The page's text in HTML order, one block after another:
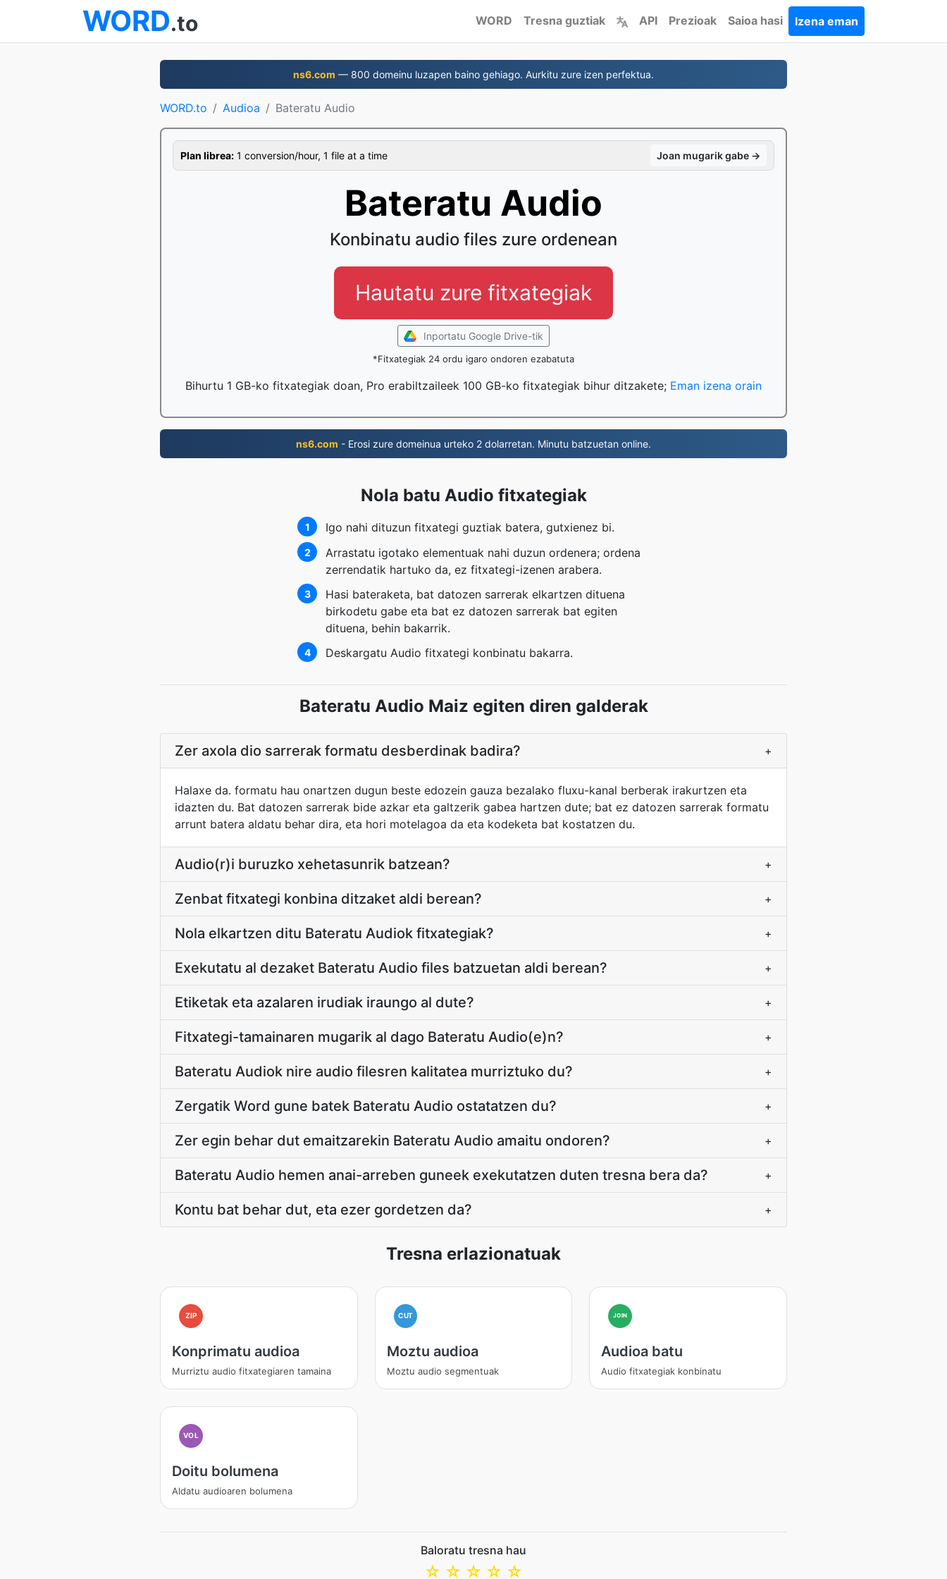
WORD.to WORD Tresna guztiak API Prezioak Saioa hasi Izena eman
ns6.com — 800 domeinu luzapen baino gehiago. Aurkitu zure izen perfektua.
WORD.to Audioa Bateratu Audio
Plan librea: 1 conversion/hour, 1 file at a time Joan mugarik gabe →
Bateratu Audio
Konbinatu audio files zure ordenean
Hautatu zure fitxategiak
Inportatu Google Drive-tik
*Fitxategiak 24 ordu igaro ondoren ezabatuta
Bihurtu 1 GB-ko fitxategiak doan, Pro erabiltzaileek 100 GB-ko fitxategiak bihur ditzakete; Eman izena orain
ns6.com - Erosi zure domeinua urteko 2 dolarretan. Minutu batzuetan online.
Nola batu Audio fitxategiak
1 Igo nahi dituzun fitxategi guztiak batera, gutxienez bi.
2
Arrastatu igotako elementuak nahi duzun ordenera; ordena
zerrendatik hartuko da, ez fitxategi-izenen arabera.
3
Hasi bateraketa, bat datozen sarrerak elkartzen dituena
birkodetu gabe eta bat ez datozen sarrerak bat egiten
dituena, behin bakarrik.
4 Deskargatu Audio fitxategi konbinatu bakarra.
Bateratu Audio Maiz egiten diren galderak
Zer axola dio sarrerak formatu desberdinak badira? +
Halaxe da. formatu hau onartzen dugun beste edozein gauza bezalako fluxu-kanal berberak irakurtzen eta
idazten du. Bat datozen sarrerak bide azkar eta galtzerik gabea hartzen dute; bat ez datozen sarrerak formatu
arrunt batera aldatu behar dira, eta hori motelagoa da eta kodeketa bat kostatzen du.
Audio(r)i buruzko xehetasunrik batzean? +
Zenbat fitxategi konbina ditzaket aldi berean? +
Nola elkartzen ditu Bateratu Audiok fitxategiak? +
Exekutatu al dezaket Bateratu Audio files batzuetan aldi berean? +
Etiketak eta azalaren irudiak iraungo al dute? +
Fitxategi-tamainaren mugarik al dago Bateratu Audio(e)n? +
Bateratu Audiok nire audio filesren kalitatea murriztuko du? +
Zergatik Word gune batek Bateratu Audio ostatatzen du? +
Zer egin behar dut emaitzarekin Bateratu Audio amaitu ondoren? +
Bateratu Audio hemen anai-arreben guneek exekutatzen duten tresna bera da? +
Kontu bat behar dut, eta ezer gordetzen da? +
Tresna erlazionatuak
ZIP
Konprimatu audioa
Murriztu audio fitxategiaren tamaina
CUT
Moztu audioa
Moztu audio segmentuak
JOIN
Audioa batu
Audio fitxategiak konbinatu
VOL
Doitu bolumena
Aldatu audioaren bolumena
Baloratu tresna hau
☆
☆
☆
☆
☆